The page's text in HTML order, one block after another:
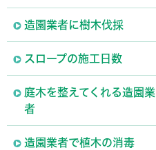
造園業者に樹木伐採
スロープの施工日数
庭木を整えてくれる造園業
者
造園業者で植木の消毒